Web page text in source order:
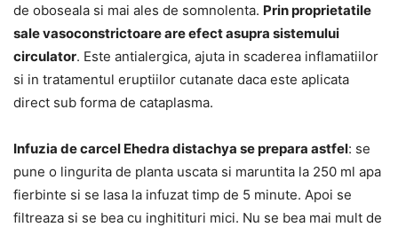
de oboseala si mai ales de somnolenta. Prin proprietatile
sale vasoconstrictoare are efect asupra sistemului
circulator. Este antialergica, ajuta in scaderea inflamatiilor
si in tratamentul eruptiilor cutanate daca este aplicata
direct sub forma de cataplasma.
Infuzia de carcel Ehedra distachya se prepara astfel: se
pune o lingurita de planta uscata si maruntita la 250 ml apa
fierbinte si se lasa la infuzat timp de 5 minute. Apoi se
filtreaza si se bea cu inghitituri mici. Nu se bea mai mult de